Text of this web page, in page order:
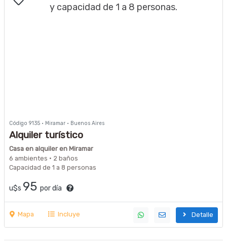
Código 9135 · Miramar · Buenos Aires
Alquiler turístico
Casa en alquiler en Miramar
6 ambientes · 2 baños
Capacidad de 1 a 8 personas
u$s 95 por día
Mapa Incluye Detalle